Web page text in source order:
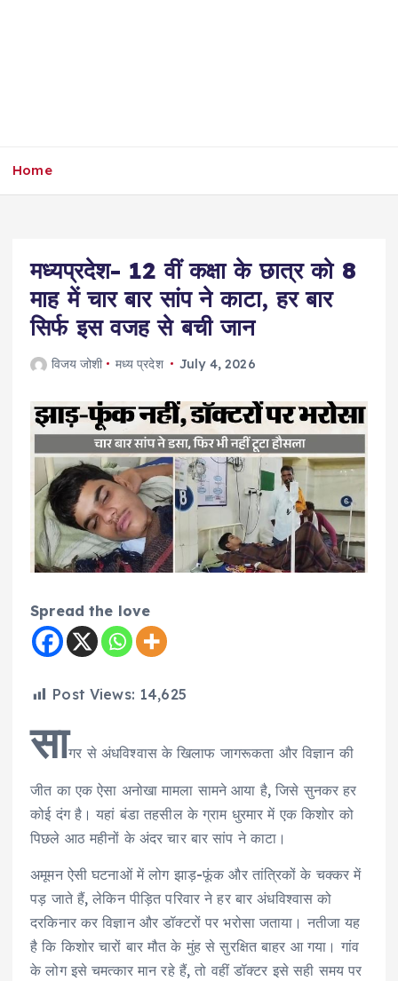
Home
मध्यप्रदेश- 12 वीं कक्षा के छात्र को 8
माह में चार बार सांप ने काटा, हर बार
सिर्फ इस वजह से बची जान
विजय जोशी मध्य प्रदेश July 4, 2026
Spread the love
Post Views: 14,625
सागर से अंधविश्वास के खिलाफ जागरूकता और विज्ञान की
जीत का एक ऐसा अनोखा मामला सामने आया है, जिसे सुनकर हर
कोई दंग है। यहां बंडा तहसील के ग्राम धुरमार में एक किशोर को
पिछले आठ महीनों के अंदर चार बार सांप ने काटा।
अमूमन ऐसी घटनाओं में लोग झाड़-फूंक और तांत्रिकों के चक्कर में
पड़ जाते हैं, लेकिन पीड़ित परिवार ने हर बार अंधविश्वास को
दरकिनार कर विज्ञान और डॉक्टरों पर भरोसा जताया। नतीजा यह
है कि किशोर चारों बार मौत के मुंह से सुरक्षित बाहर आ गया। गांव
के लोग इसे चमत्कार मान रहे हैं, तो वहीं डॉक्टर इसे सही समय पर